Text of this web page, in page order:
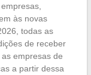
às novas
todas as
de receber
empresas de
a partir dessa